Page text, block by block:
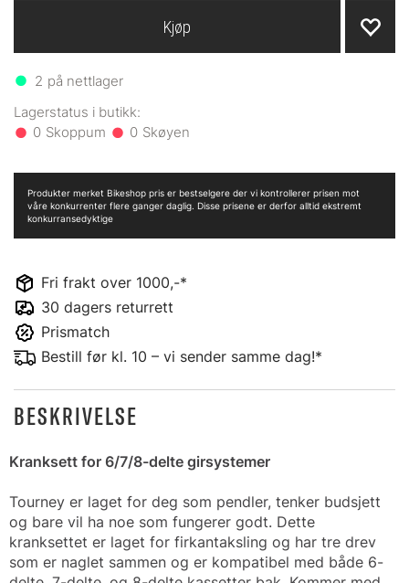
2 på nettlager
0 0
Kjøp
Fri frakt over 1000,-*
30 dagers returrett
Prismatch
Bestill før kl. 10 – vi sender samme dag!*
Produkter merket Bikeshop pris er bestselgere der vi kontrollerer prisen mot
våre konkurrenter flere ganger daglig. Disse prisene er derfor alltid ekstremt
konkurransedyktige
BESKRIVELSE
Kranksett for 6/7/8-delte girsystemer
Tourney er laget for deg som pendler, tenker budsjett
og bare vil ha noe som fungerer godt. Dette
kranksettet er laget for firkantaksling og har tre drev
som er naglet sammen og er kompatibel med både 6-